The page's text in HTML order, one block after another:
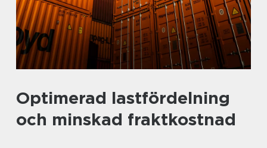
Optimerad lastfördelning
och minskad fraktkostnad